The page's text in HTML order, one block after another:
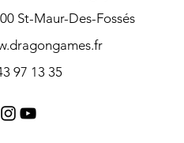
St-Maur-Des-Fossés
97 13 35